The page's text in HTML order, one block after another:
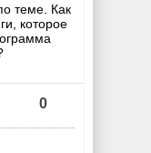
теме. Как
которое
0